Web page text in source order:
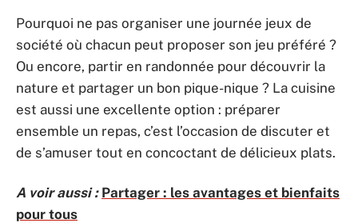
Pourquoi ne pas organiser une journée jeux de
société où chacun peut proposer son jeu préféré ?
Ou encore, partir en randonnée pour découvrir la
nature et partager un bon pique-nique ? La cuisine
est aussi une excellente option : préparer
ensemble un repas, c’est l’occasion de discuter et
de s’amuser tout en concoctant de délicieux plats.
A voir aussi : Partager : les avantages et bienfaits
pour tous